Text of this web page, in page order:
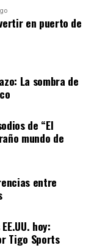
en el
en puerto de
La sombra de
de “El
mundo de
entre
hoy:
Tigo Sports